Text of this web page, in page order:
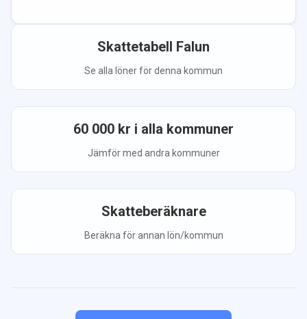
Skattetabell Falun
Se alla löner för denna kommun
60 000 kr i alla kommuner
Jämför med andra kommuner
Skatteberäknare
Beräkna för annan lön/kommun